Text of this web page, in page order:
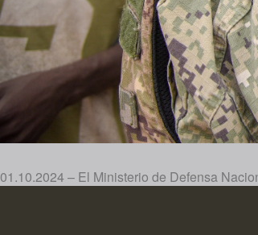
01.10.2024 – El Ministerio de Defensa